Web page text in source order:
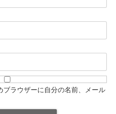
ブラウザーに自分の名前、メール